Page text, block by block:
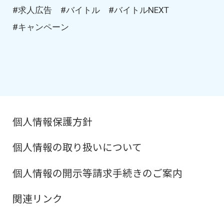
#求人広告 #バイトル
#バイトルNEXT
#キャンペーン
個人情報保護方針
個人情報の取り扱いについて
個人情報の開示等請求手続きのご案内
関連リンク